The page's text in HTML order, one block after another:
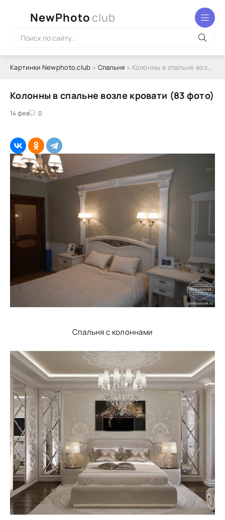
NewPhoto club
Картинки Newphoto.club » Спальня » Колонны в спальне возле кровати (83 фото)
Колонны в спальне возле кровати (83 фото)
14 фев 0
Спальня с колоннами